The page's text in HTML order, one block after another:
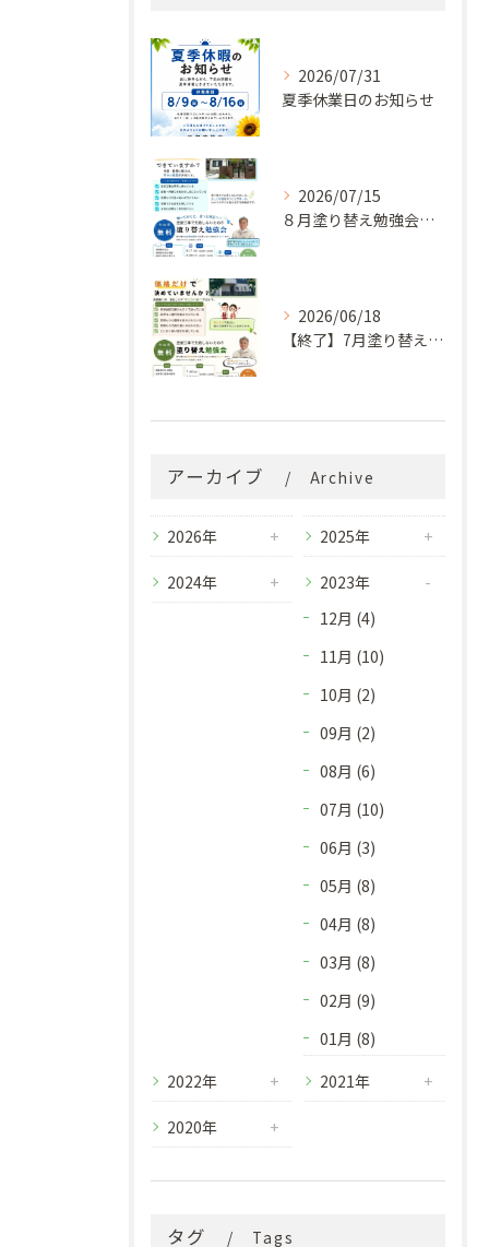
2026/07/31
夏季休業日のお知らせ
2026/07/15
８月塗り替え勉強会開催のお知らせ
2026/06/18
【終了】7月塗り替え勉強会のお知らせ
アーカイブ Archive
2026年 2025年
2024年
2023年
12月 (4)
11月 (10)
10月 (2)
09月 (2)
08月 (6)
07月 (10)
06月 (3)
05月 (8)
04月 (8)
03月 (8)
02月 (9)
01月 (8)
2022年
2021年
2020年
タグ Tags